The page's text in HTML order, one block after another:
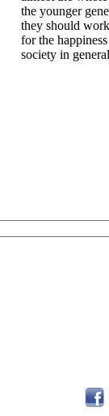
the younger
they should
for the
society in